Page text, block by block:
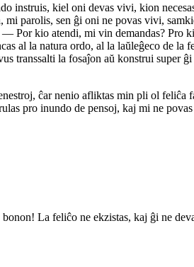
instruis, kiel oni devas vivi, kion
parolis, sen ĝi oni ne povas vivi,
Por kio atendi, mi vin demandas? Pro
al la natura ordo, al la laŭleĝeco de la
transsalti la fosaĵon aŭ konstrui super
ĉar nenio afliktas min pli ol feliĉa
pro inundo de pensoj, kaj mi ne
La feliĉo ne ekzistas, kaj ĝi ne